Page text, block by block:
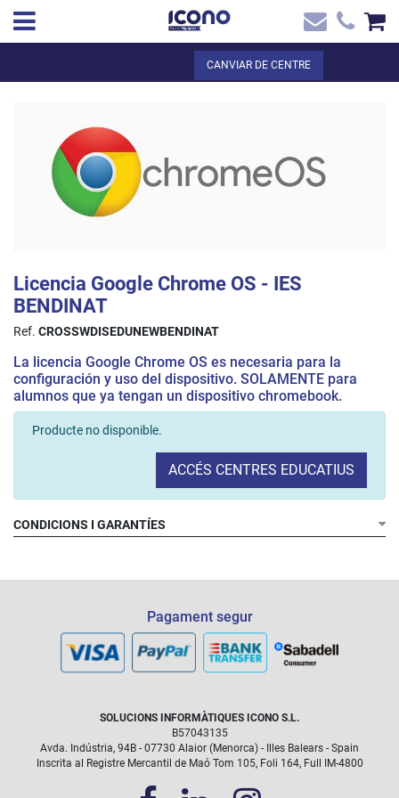
VEURE EL CISTELL
CA ✖
Inici
CANVIAR DE CENTRE
Licencia Google Chrome OS - IES
BENDINAT
Ref. CROSSWDISEDUNEWBENDINAT
La licencia Google Chrome OS es necesaria para la
configuración y uso del dispositivo. SOLAMENTE para
alumnos que ya tengan un dispositivo chromebook.
Producte no disponible.
ACCÉS CENTRES EDUCATIUS
CONDICIONS I GARANTÍES
Pagament segur
SOLUCIONS INFORMÀTIQUES ICONO S.L.
B57043135
Avda. Indústria, 94B - 07730 Alaior (Menorca) - Illes Balears - Spain
Inscrita al Registre Mercantil de Maó Tom 105, Foli 164, Full IM-4800